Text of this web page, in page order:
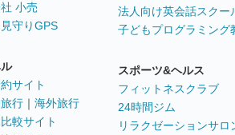
小売
守りGPS
サイト
行 ｜ 海外旅行
較サイト
法人向け英会話スクー
子どもプログラミング
スポーツ&ヘルス
フィットネスクラブ
24時間ジム
リラクゼーションサロ